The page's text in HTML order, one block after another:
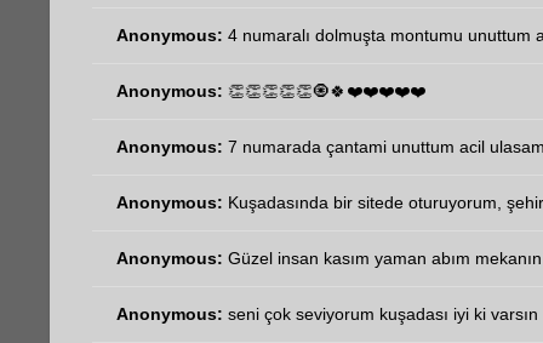
Anonymous: 4 numaralı dolmuşta montumu unuttum
Anonymous: 👏👏👏👏👏🧿🍀❤️❤️❤️❤️❤️
Anonymous: 7 numarada çantami unuttum acil
Anonymous: Kuşadasında bir sitede oturuyorum,
Anonymous: Güzel insan kasım yaman abım
Anonymous: seni çok seviyorum kuşadası iyi ki varsın